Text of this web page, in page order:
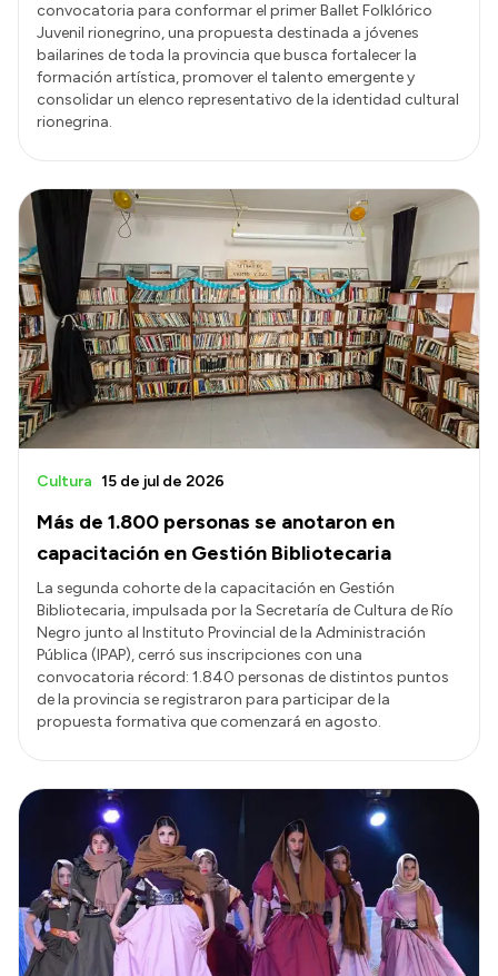
convocatoria para conformar el primer Ballet Folklórico
Juvenil rionegrino, una propuesta destinada a jóvenes
bailarines de toda la provincia que busca fortalecer la
formación artística, promover el talento emergente y
consolidar un elenco representativo de la identidad cultural
rionegrina.
Más de 1.800 personas se anotaron en
capacitación en Gestión Bibliotecaria
Cultura 15 de jul de 2026
La segunda cohorte de la capacitación en Gestión
Bibliotecaria, impulsada por la Secretaría de Cultura de Río
Negro junto al Instituto Provincial de la Administración
Pública (IPAP), cerró sus inscripciones con una
convocatoria récord: 1.840 personas de distintos puntos
de la provincia se registraron para participar de la
propuesta formativa que comenzará en agosto.